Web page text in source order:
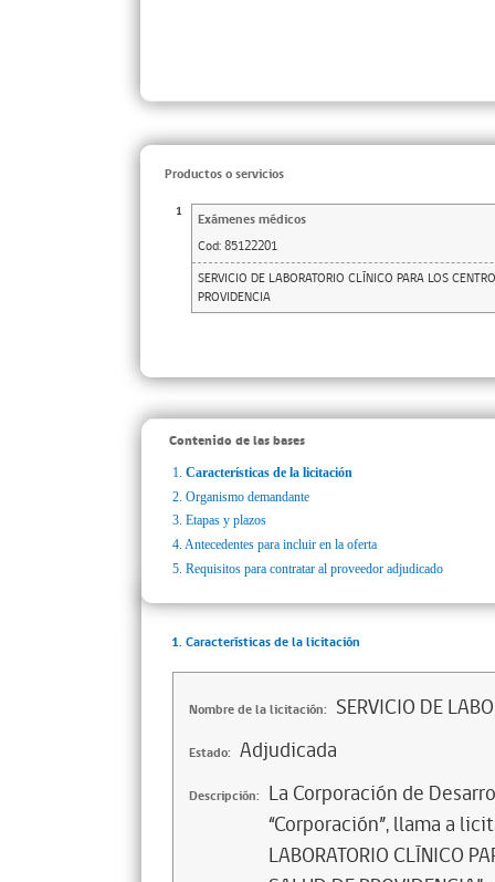
Productos o servicios
1
Exámenes médicos
Cod: 85122201
SERVICIO DE LABORATORIO CLÍNICO PARA LOS
PROVIDENCIA
Contenido de las bases
1. Características de la licitación
2. Organismo demandante
3. Etapas y plazos
4. Antecedentes para incluir en la oferta
5. Requisitos para contratar al proveedor adjudicado
1. Características de la licitación
Nombre de la licitación: SERVICIO DE
Estado: Adjudicada
Descripción: La Corporación de
“Corporación”, llama a
LABORATORIO CLÍNICO